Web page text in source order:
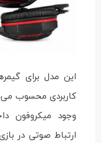
این مدل برای
کاربردی محسوب
وجود میکروفون
ارتباط صوتی در